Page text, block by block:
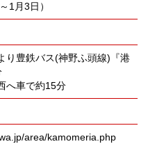
1月3日）
り豊鉄バス(神野ふ頭線)『港
へ車で約15分
area/kamomeria.php